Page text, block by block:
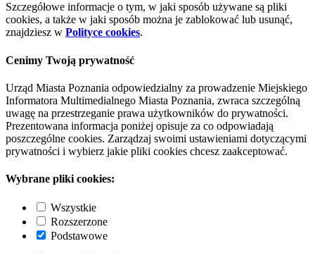
Szczegółowe informacje o tym, w jaki sposób używane są pliki
cookies, a także w jaki sposób można je zablokować lub usunąć,
znajdziesz w Polityce cookies.
Cenimy Twoją prywatność
Urząd Miasta Poznania odpowiedzialny za prowadzenie Miejskiego
Informatora Multimedialnego Miasta Poznania, zwraca szczególną
uwagę na przestrzeganie prawa użytkowników do prywatności.
Prezentowana informacja poniżej opisuje za co odpowiadają
poszczególne cookies. Zarządzaj swoimi ustawieniami dotyczącymi
prywatności i wybierz jakie pliki cookies chcesz zaakceptować.
Wybrane pliki cookies:
Wszystkie
Rozszerzone
Podstawowe